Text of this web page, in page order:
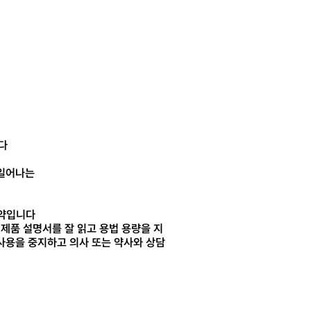
어나는
입니다
품 설명서를 잘 읽고 용법 용량을 지
을 중지하고 의사 또는 약사와 상담